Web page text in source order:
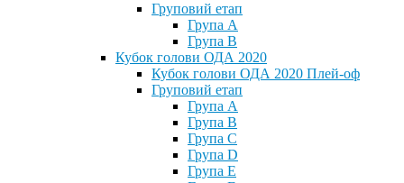
Груповий етап
Група А
Група В
Кубок голови ОДА 2020
Кубок голови ОДА 2020 Плей-оф
Груповий етап
Група A
Група B
Група C
Група D
Група E